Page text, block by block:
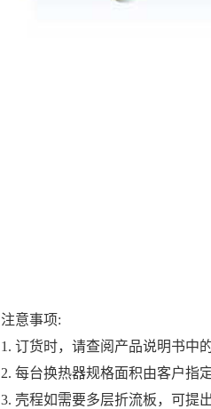
注意事项:
1. 订货时，请查阅产品说明书中
2. 每台换热器规格面积由客户指
3. 壳程如需要多层折流板，可提